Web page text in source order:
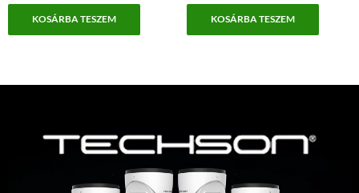
KOSÁRBA TESZEM KOSÁRBA TESZEM